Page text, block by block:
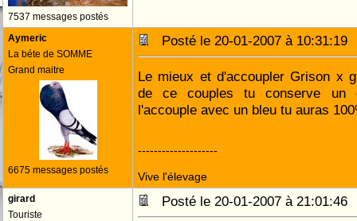
7537 messages postés
Aymeric
La béte de SOMME
Grand maitre
6675 messages postés
Posté le 20-01-2007 à
Le mieux et d'accoupler Grison x
de ce couples tu conserve un
l'accouple avec un bleu tu auras
--------------------
Vive l'élevage
girard
Touriste
Posté le 20-01-2007 à